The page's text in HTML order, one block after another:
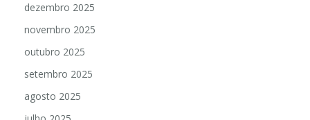
dezembro 2025
novembro 2025
outubro 2025
setembro 2025
agosto 2025